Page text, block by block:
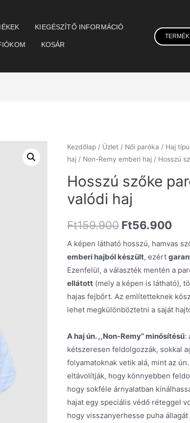
KIEGÉSZÍTŐ INFORMÁCIÓ
KOSÁR
Kezdőlap / Üzlet / Női paróka / Haj
haj / Non-Remy emberi haj / Hosszú
Hosszú szőke
valódi haj
Ft159.900 Ft56.900
A képen látható hosszú, hamvas
emberi hajból készült, ezért
Ezenfelül, a választék mentén a
ellátott (mely a képen is látható),
hajas fejbőrt. Az említetteknek
lehet megkülönböztetni a saját
A haj ún. ,,Non-Remy” minősítésű:
kétszeresen feldolgozzák, sokkal
folyamatoknak vetik alá, mint az
eltávolítják, hogy könnyebben
hogy sokféle árnyalatban
hajat egy speciális védő réteggel
hogy visszanyerhesse puha